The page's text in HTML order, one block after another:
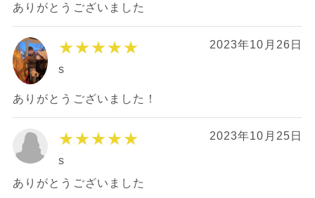
ありがとうございました
★★★★★ 2023年10月26日
s
ありがとうございました！
★★★★★ 2023年10月25日
s
ありがとうございました